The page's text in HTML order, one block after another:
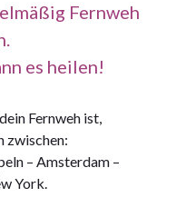
Fernweh
es heilen!
Fernweh ist,
zwischen:
– Amsterdam –
York.